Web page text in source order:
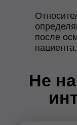
после
пациента.
Не